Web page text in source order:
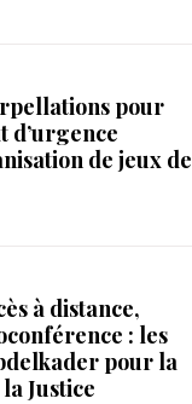
pour
d’urgence
de jeux de
à distance,
: les
pour la
Justice